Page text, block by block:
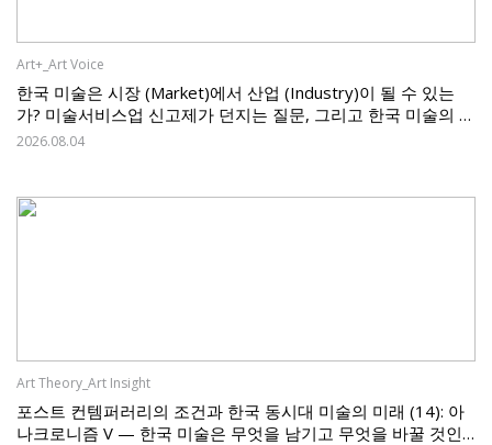
Art+_Art Voice
한국 미술은 시장 (Market)에서 산업 (Industry)이 될 수 있는
가? 미술서비스업 신고제가 던지는 질문, 그리고 한국 미술의 과
제
2026.08.04
Art Theory_Art Insight
포스트 컨템퍼러리의 조건과 한국 동시대 미술의 미래 (14): 아
나크로니즘 V — 한국 미술은 무엇을 남기고 무엇을 바꿀 것인